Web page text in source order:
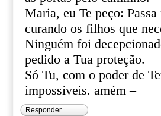
Maria, eu Te peço:
curando os filhos que
Ninguém foi
pedido a Tua proteção.
Só Tu, com o poder de
impossíveis. amém –
Responder